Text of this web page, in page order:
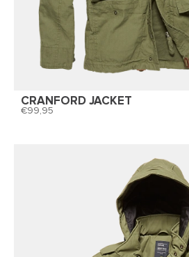
CRANFORD JACKET
99,95